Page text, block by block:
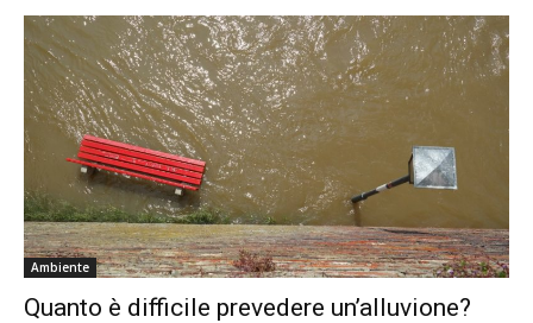
Ambiente
Quanto è difficile prevedere un’alluvione?